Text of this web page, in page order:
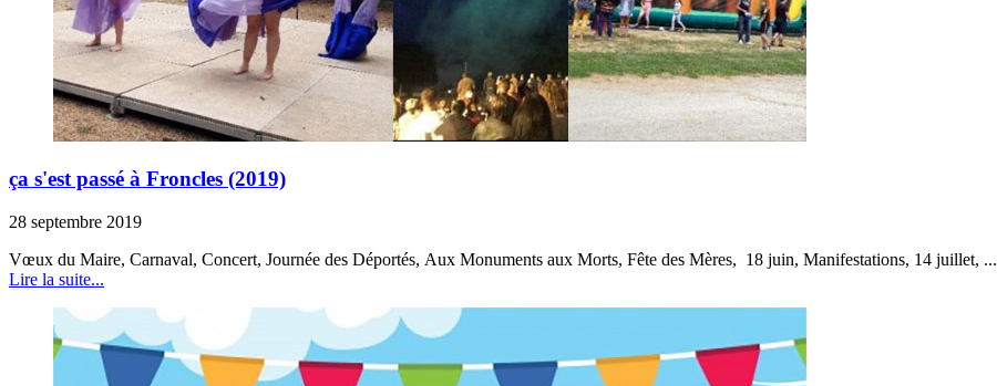
ça s'est passé à Froncles (2019)
28 septembre 2019
Vœux du Maire, Carnaval, Concert, Journée des Déportés, Aux Monuments aux Morts, Fête des Mères, 18 juin, Manifestations, 14 juillet, ...
Lire la suite...